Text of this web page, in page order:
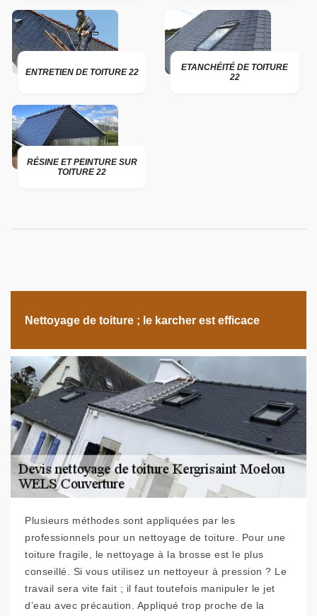
ENTRETIEN DE TOITURE 22
ETANCHÉITÉ DE TOITURE
22
RÉSINE ET PEINTURE SUR
TOITURE 22
Nettoyage de toiture ; le karcher est efficace
Plusieurs méthodes sont appliquées par les
professionnels pour un nettoyage de toiture. Pour une
toiture fragile, le nettoyage à la brosse est le plus
conseillé. Si vous utilisez un nettoyeur à pression ? Le
travail sera vite fait ; il faut toutefois manipuler le jet
d’eau avec précaution. Appliqué trop proche de la